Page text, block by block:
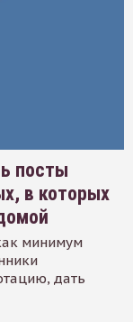
посты
в которых
минимум
дать